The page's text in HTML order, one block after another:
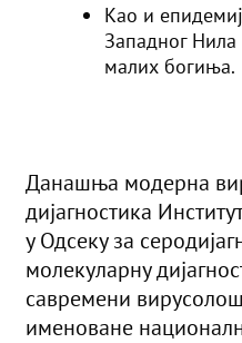
Као и
Западног
малих богиња.
Данашња модерна
дијагностика
у Одсеку за
молекуларну
савремени
именоване